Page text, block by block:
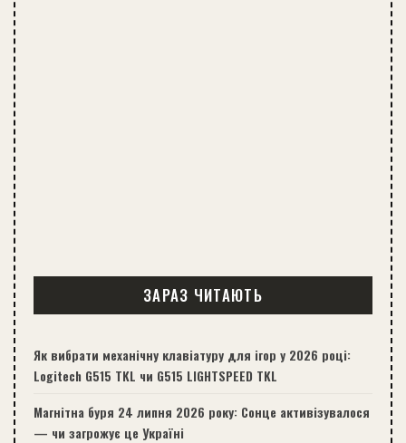
ЗАРАЗ ЧИТАЮТЬ
Як вибрати механічну клавіатуру для ігор у 2026 році:
Logitech G515 TKL чи G515 LIGHTSPEED TKL
Магнітна буря 24 липня 2026 року: Сонце активізувалося
— чи загрожує це Україні